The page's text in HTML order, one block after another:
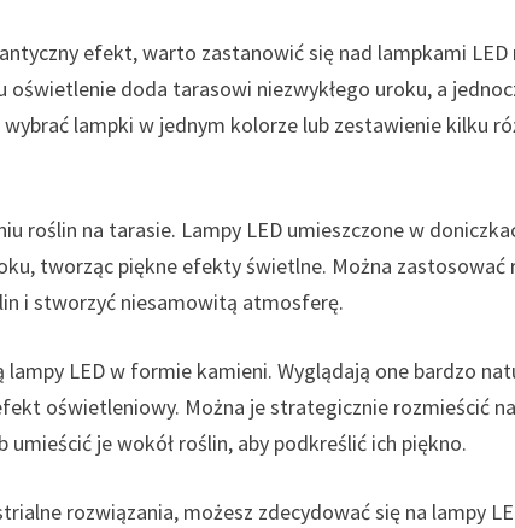
efekt, warto zastanowić się nad lampkami LED
oświetlenie doda tarasowi niezwykłego uroku, a
lampki w jednym kolorze lub zestawienie kilku
roślin na tarasie. Lampy LED umieszczone w
tworząc piękne efekty świetlne. Można zastosować
i stworzyć niesamowitą atmosferę.
LED w formie kamieni. Wyglądają one bardzo
oświetleniowy. Można je strategicznie rozmieścić
je wokół roślin, aby podkreślić ich piękno.
rozwiązania, możesz zdecydować się na lampy